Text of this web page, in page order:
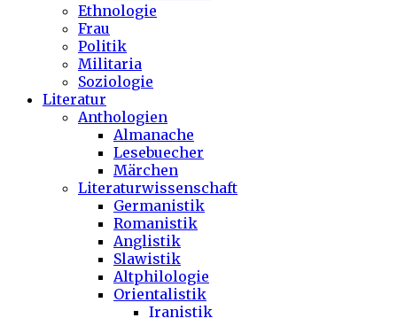
Ethnologie
Frau
Politik
Militaria
Soziologie
Literatur
Anthologien
Almanache
Lesebuecher
Märchen
Literaturwissenschaft
Germanistik
Romanistik
Anglistik
Slawistik
Altphilologie
Orientalistik
Iranistik